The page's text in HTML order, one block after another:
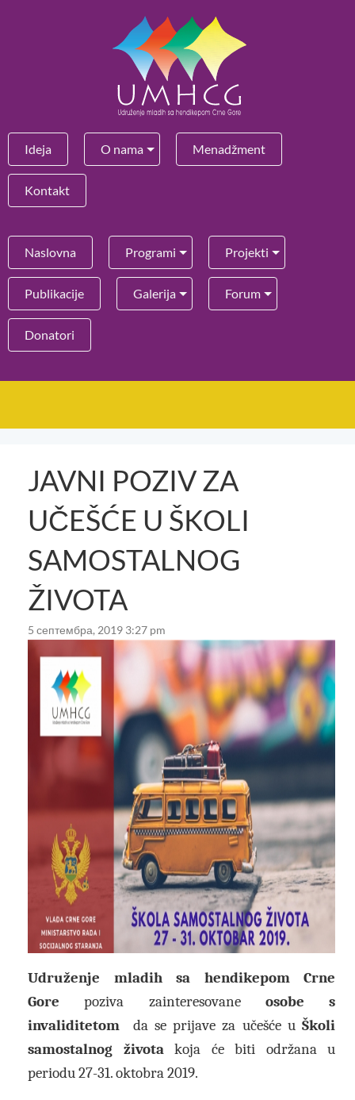
Ideja O nama Menadžment
Kontakt
Naslovna Programi Projekti
Publikacije Galerija Forum
Donatori
JAVNI POZIV ZA
UČEŠĆE U ŠKOLI
SAMOSTALNOG
ŽIVOTA
5 септембра, 2019 3:27 pm
Udruženje mladih sa hendikepom Crne
Gore poziva zainteresovane osobe s
invaliditetom da se prijave za učešće u Školi
samostalnog životakoja će biti održana u
periodu 27-31. oktobra 2019.